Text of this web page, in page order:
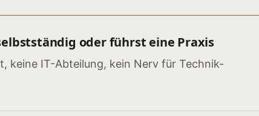
oder führst eine Praxis
keine IT-Abteilung, kein Nerv für Technik-